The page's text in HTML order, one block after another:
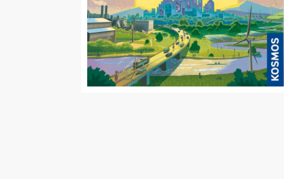
Living Card Games
Malen/Modellbau